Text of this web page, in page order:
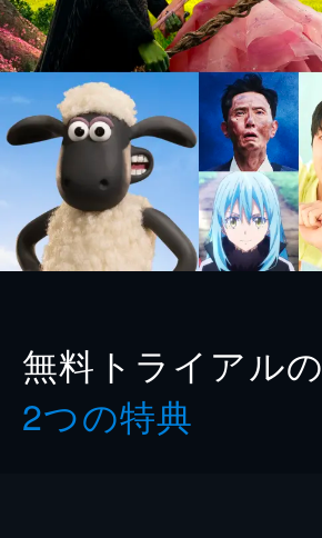
無料トライアルの
2つの特典